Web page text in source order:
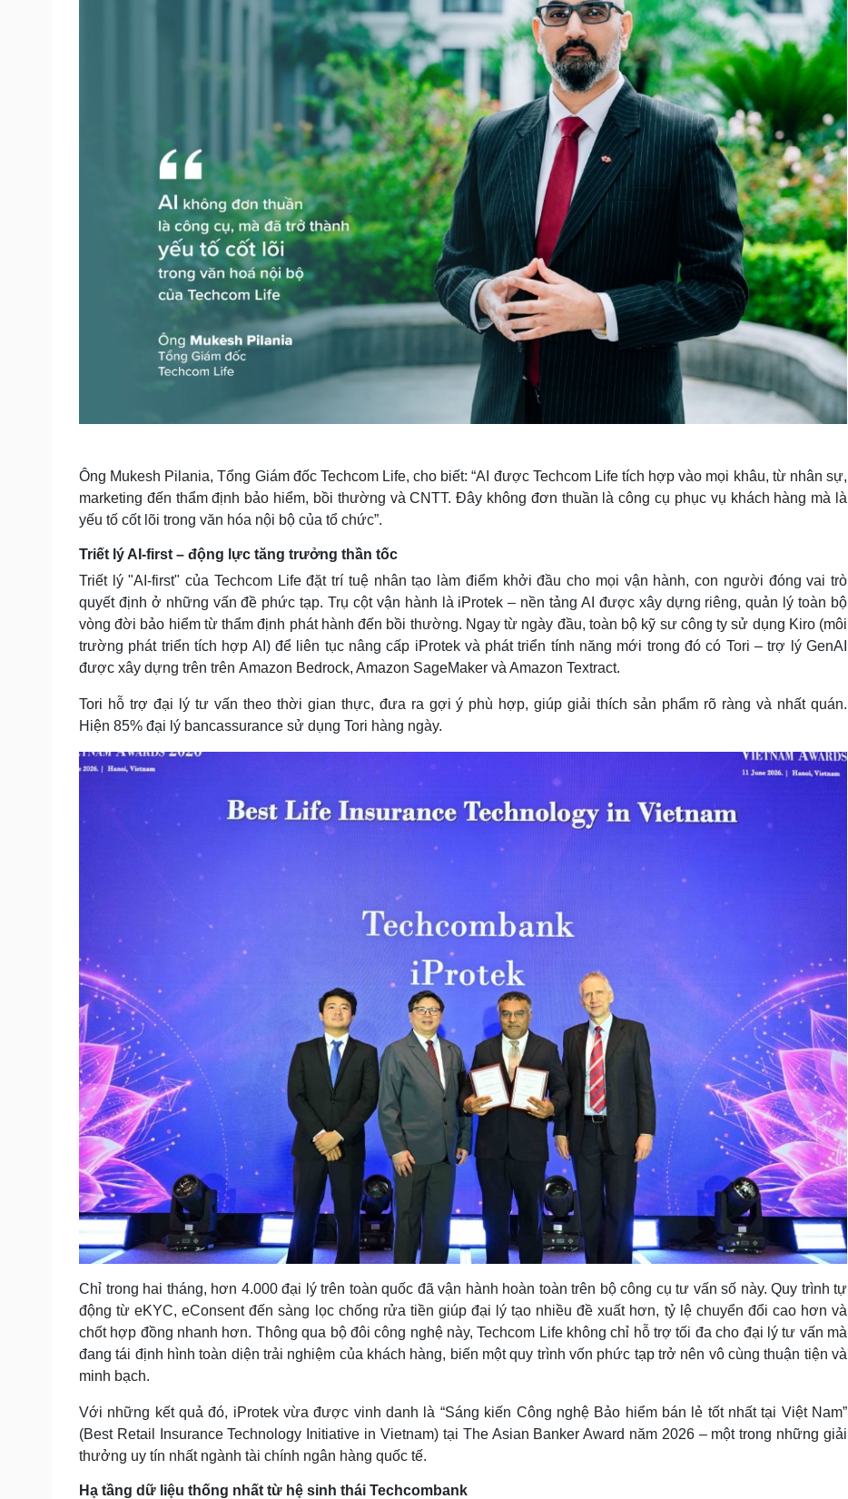
Ông Mukesh Pilania, Tổng Giám đốc Techcom Life, cho biết: “AI được Techcom Life tích hợp vào mọi khâu, từ nhân sự,
marketing đến thẩm định bảo hiểm, bồi thường và CNTT. Đây không đơn thuần là công cụ phục vụ khách hàng mà là
yếu tố cốt lõi trong văn hóa nội bộ của tổ chức”.
Triết lý AI-first – động lực tăng trưởng thần tốc
Triết lý "AI-first" của Techcom Life đặt trí tuệ nhân tạo làm điểm khởi đầu cho mọi vận hành, con người đóng vai trò
quyết định ở những vấn đề phức tạp. Trụ cột vận hành là iProtek – nền tảng AI được xây dựng riêng, quản lý toàn bộ
vòng đời bảo hiểm từ thẩm định phát hành đến bồi thường. Ngay từ ngày đầu, toàn bộ kỹ sư công ty sử dụng Kiro (môi
trường phát triển tích hợp AI) để liên tục nâng cấp iProtek và phát triển tính năng mới trong đó có Tori – trợ lý GenAI
được xây dựng trên trên Amazon Bedrock, Amazon SageMaker và Amazon Textract.
Tori hỗ trợ đại lý tư vấn theo thời gian thực, đưa ra gợi ý phù hợp, giúp giải thích sản phẩm rõ ràng và nhất quán.
Hiện 85% đại lý bancassurance sử dụng Tori hàng ngày.
Chỉ trong hai tháng, hơn 4.000 đại lý trên toàn quốc đã vận hành hoàn toàn trên bộ công cụ tư vấn số này. Quy trình tự
động từ eKYC, eConsent đến sàng lọc chống rửa tiền giúp đại lý tạo nhiều đề xuất hơn, tỷ lệ chuyển đổi cao hơn và
chốt hợp đồng nhanh hơn. Thông qua bộ đôi công nghệ này, Techcom Life không chỉ hỗ trợ tối đa cho đại lý tư vấn mà
đang tái định hình toàn diện trải nghiệm của khách hàng, biến một quy trình vốn phức tạp trở nên vô cùng thuận tiện và
minh bạch.
Với những kết quả đó, iProtek vừa được vinh danh là “Sáng kiến Công nghệ Bảo hiểm bán lẻ tốt nhất tại Việt Nam”
(Best Retail Insurance Technology Initiative in Vietnam) tại The Asian Banker Award năm 2026 – một trong những giải
thưởng uy tín nhất ngành tài chính ngân hàng quốc tế.
Hạ tầng dữ liệu thống nhất từ hệ sinh thái Techcombank